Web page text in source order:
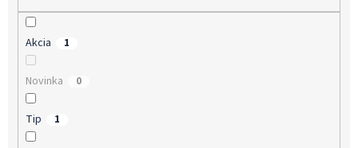
v
Akcia 1
Novinka 0
Tip 1